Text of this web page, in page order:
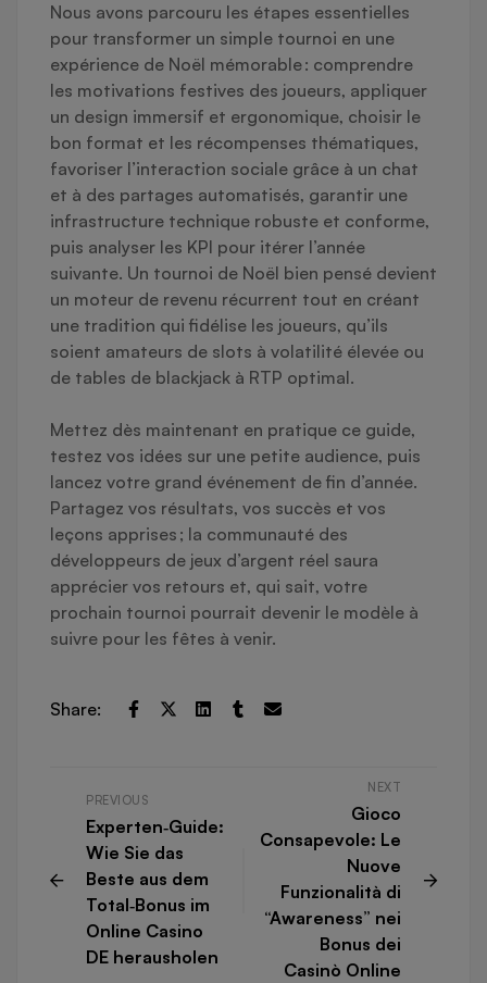
Nous avons parcouru les étapes essentielles
pour transformer un simple tournoi en une
expérience de Noël mémorable : comprendre
les motivations festives des joueurs, appliquer
un design immersif et ergonomique, choisir le
bon format et les récompenses thématiques,
favoriser l’interaction sociale grâce à un chat
et à des partages automatisés, garantir une
infrastructure technique robuste et conforme,
puis analyser les KPI pour itérer l’année
suivante. Un tournoi de Noël bien pensé devient
un moteur de revenu récurrent tout en créant
une tradition qui fidélise les joueurs, qu’ils
soient amateurs de slots à volatilité élevée ou
de tables de blackjack à RTP optimal.
Mettez dès maintenant en pratique ce guide,
testez vos idées sur une petite audience, puis
lancez votre grand événement de fin d’année.
Partagez vos résultats, vos succès et vos
leçons apprises ; la communauté des
développeurs de jeux d’argent réel saura
apprécier vos retours et, qui sait, votre
prochain tournoi pourrait devenir le modèle à
suivre pour les fêtes à venir.
Share:
PREVIOUS
Experten‑Guide:
Wie Sie das
Beste aus dem
Total‑Bonus im
Online Casino
DE herausholen
NEXT
Gioco
Consapevole: Le
Nuove
Funzionalità di
“Awareness” nei
Bonus dei
Casinò Online